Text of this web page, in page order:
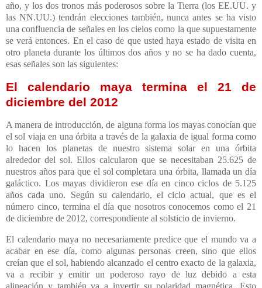
año, y los dos tronos más poderosos sobre la Tierra (los EE.UU. y
las NN.UU.) tendrán elecciones también, nunca antes se ha visto
una confluencia de señales en los cielos como la que supuestamente
se verá entonces. En el caso de que usted haya estado de visita en
otro planeta durante los últimos dos años y no se ha dado cuenta,
esas señales son las siguientes:
El calendario maya termina el 21 de
diciembre del 2012
A manera de introducción, de alguna forma los mayas conocían que
el sol viaja en una órbita a través de la galaxia de igual forma como
lo hacen los planetas de nuestro sistema solar en una órbita
alrededor del sol. Ellos calcularon que se necesitaban 25.625 de
nuestros años para que el sol completara una órbita, llamada un día
galáctico. Los mayas dividieron ese día en cinco ciclos de 5.125
años cada uno. Según su calendario, el ciclo actual, que es el
número cinco, termina el día que nosotros conocemos como el 21
de diciembre de 2012, correspondiente al solsticio de invierno.
El calendario maya no necesariamente predice que el mundo va a
acabar en ese día, como algunas personas creen, sino que ellos
creían que el sol, habiendo alcanzado el centro exacto de la galaxia,
va a recibir y emitir un poderoso rayo de luz debido a esta
alineación y también va a invertir su polaridad magnética. Esto